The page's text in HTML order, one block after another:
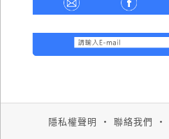
隱私權聲明 ‧ 聯絡我們 ‧